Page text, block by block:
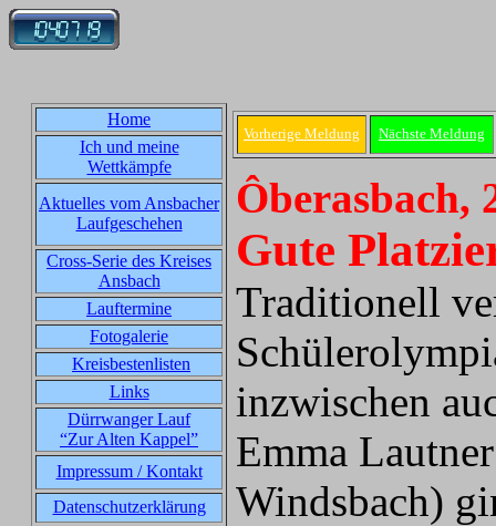
Home
Ich und meine
Wettkämpfe
Aktuelles vom Ansbacher
Laufgeschehen
Cross-Serie des Kreises
Ansbach
Lauftermine
Fotogalerie
Kreisbestenlisten
Links
Dürrwanger Lauf
“Zur Alten Kappel”
Impressum / Kontakt
Datenschutzerklärung
Vorherige Meldung Nächste Meldung
Ôberasbach,
Gute
Traditionell
inzwischen
Emma
Windsbach)